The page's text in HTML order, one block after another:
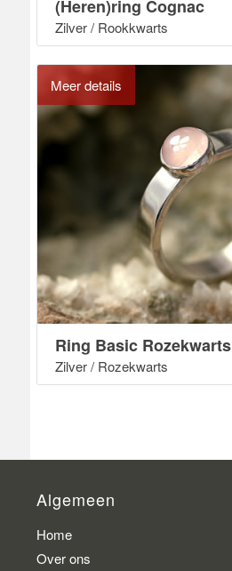
(Heren)ring Cognac
Zilver / Rookkwarts
Meer details
Ring Basic Rozekwarts
Zilver / Rozekwarts
Algemeen
Home
Over ons